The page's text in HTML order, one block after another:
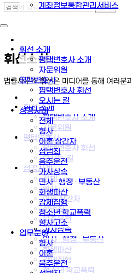
계좌정보통합관리서비스
휘선 소개
평택변호사 소개
자문위원
평택변호사
평택변호사 휘선
오시는 길
성공사례
전체
형사
이혼·상간자
성범죄
음주운전
가사상속
민사 · 행정 · 부동산
회생파산
강제집행
청소년·학교폭력
형사고소
업무분야
형사
이혼
음주운전
휘선소식
법률사무소 휘선은 미디어를 통해 여러분
휘선 소개
평택변호사 소개
자문위원
평택변호사
평택변호사 휘선
오시는 길
성공사례
전체
형사
이혼·상간자
성범죄
음주운전
가사상속
민사 · 행정 · 부동산
회생파산
강제집행
청소년·학교폭력